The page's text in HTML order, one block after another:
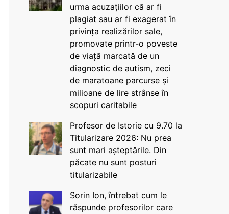
urma acuzațiilor că ar fi
plagiat sau ar fi exagerat în
privința realizărilor sale,
promovate printr-o poveste
de viață marcată de un
diagnostic de autism, zeci
de maratoane parcurse și
milioane de lire strânse în
scopuri caritabile
Profesor de Istorie cu 9.70 la
Titularizare 2026: Nu prea
sunt mari așteptările. Din
păcate nu sunt posturi
titularizabile
Sorin Ion, întrebat cum le
răspunde profesorilor care